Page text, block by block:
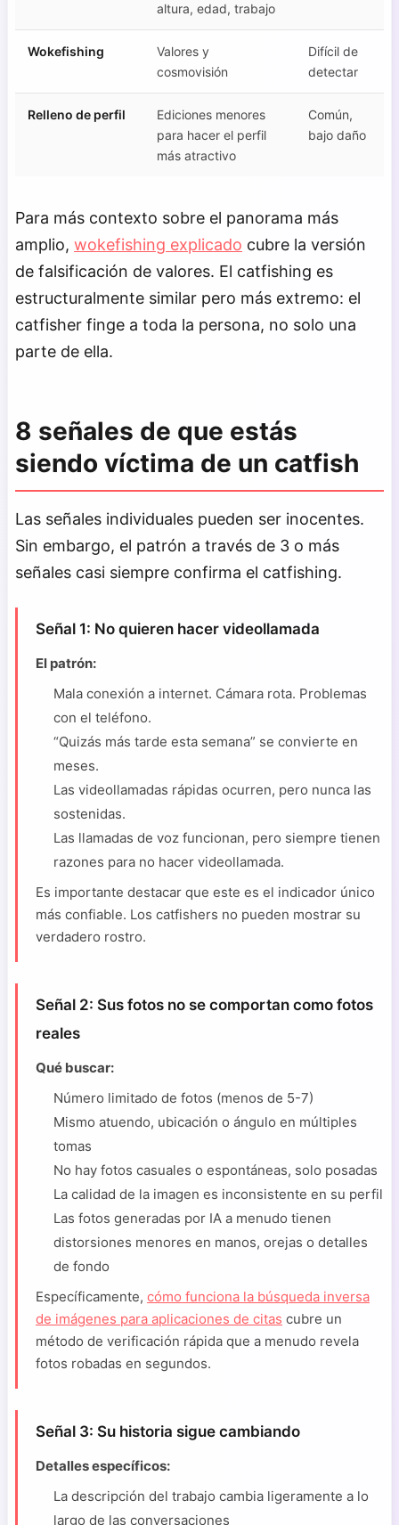
altura, edad, trabajo
Wokefishing
Valores y
cosmovisión
Difícil de
detectar
Relleno de perfil
Ediciones menores
para hacer el perfil
más atractivo
Común,
bajo daño
Para más contexto sobre el panorama más
amplio, wokefishing explicado cubre la versión
de falsificación de valores. El catfishing es
estructuralmente similar pero más extremo: el
catfisher finge a toda la persona, no solo una
parte de ella.
8 señales de que estás
siendo víctima de un catfish
Las señales individuales pueden ser inocentes.
Sin embargo, el patrón a través de 3 o más
señales casi siempre confirma el catfishing.
Señal 1: No quieren hacer videollamada
El patrón:
Mala conexión a internet. Cámara rota. Problemas
con el teléfono.
“Quizás más tarde esta semana” se convierte en
meses.
Las videollamadas rápidas ocurren, pero nunca las
sostenidas.
Las llamadas de voz funcionan, pero siempre tienen
razones para no hacer videollamada.
Es importante destacar que este es el indicador único
más confiable. Los catfishers no pueden mostrar su
verdadero rostro.
Señal 2: Sus fotos no se comportan como fotos
reales
Qué buscar:
Número limitado de fotos (menos de 5-7)
Mismo atuendo, ubicación o ángulo en múltiples
tomas
No hay fotos casuales o espontáneas, solo posadas
La calidad de la imagen es inconsistente en su perfil
Las fotos generadas por IA a menudo tienen
distorsiones menores en manos, orejas o detalles
de fondo
Específicamente, cómo funciona la búsqueda inversa
de imágenes para aplicaciones de citas cubre un
método de verificación rápida que a menudo revela
fotos robadas en segundos.
Señal 3: Su historia sigue cambiando
Detalles específicos:
La descripción del trabajo cambia ligeramente a lo
largo de las conversaciones